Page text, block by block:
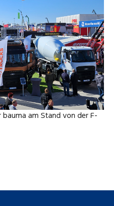
am Stand von der F-